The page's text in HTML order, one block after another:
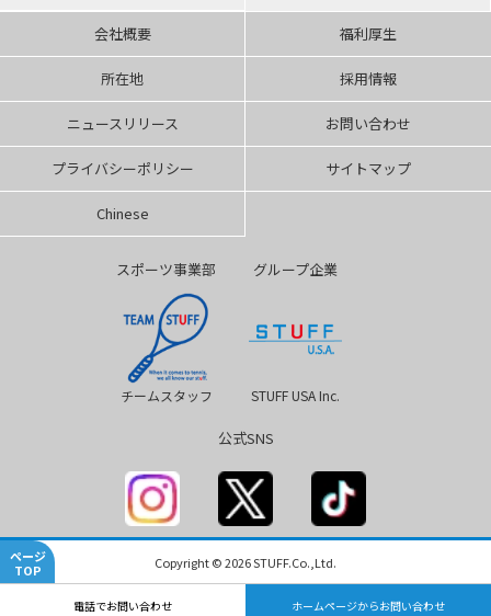
電話でお問い合わせ ホームページからお問い合わせ
ページ
TOP
会社概要 福利厚生
所在地 採用情報
ニュースリリース お問い合わせ
プライバシーポリシー サイトマップ
Chinese
スポーツ事業部
チームスタッフ
グループ企業
STUFF USA Inc.
公式SNS
Copyright © 2026 STUFF.Co.,Ltd.